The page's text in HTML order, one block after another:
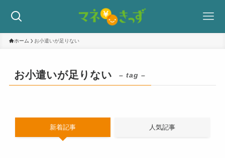
ホーム お小遣いが足りない
お小遣いが足りない – tag –
新着記事 人気記事